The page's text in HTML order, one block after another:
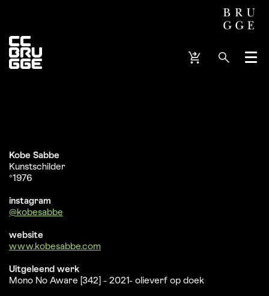
Menu
Kobe Sabbe
Kunstschilder
°1976
instagram
@kobesabbe
website
www.kobesabbe.com
Uitgeleend werk
Mono No Aware [342] - 2021- olieverf op doek